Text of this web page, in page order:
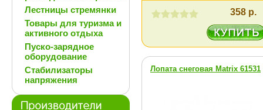
Лестницы стремянки
Товары для туризма и
активного отдыха
Пуско-зарядное
оборудование
Стабилизаторы
напряжения
358 р.
Лопата снеговая Matrix 61531